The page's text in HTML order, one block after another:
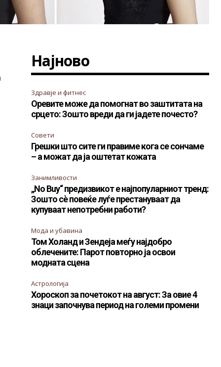
Најново
Здравје и фитнес
Оревите може да помогнат во заштитата на
срцето: Зошто вреди да ги јадете почесто?
Совети
Грешки што сите ги правиме кога се сончаме
– а можат да ја оштетат кожата
Занимливости
„No Buy“ предизвикот е најпопуларниот тренд:
Зошто сè повеќе луѓе престануваат да
купуваат непотребни работи?
Мода и убавина
Том Холанд и Зендеја меѓу најдобро
облечените: Парот повторно ја освои
модната сцена
Астрологија
Хороскоп за почетокот на август: За овие 4
знаци започнува период на големи промени